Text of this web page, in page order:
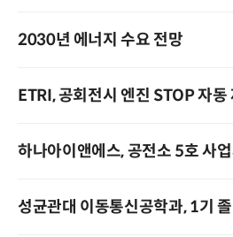
2030년 에너지 수요 전망
ETRI, 공회전시 엔진 STOP 자동
하나아이앤에스, 공전소 5호 사
성균관대 이동통신공학과, 1기